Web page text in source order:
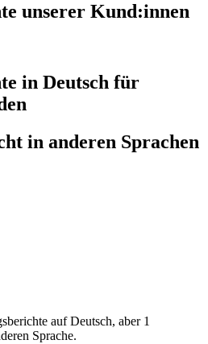
unserer Kund:innen
in Deutsch für
in anderen Sprachen
auf Deutsch, aber 1
Sprache.